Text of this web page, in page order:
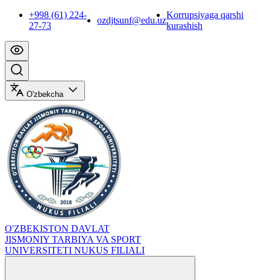
+998 (61) 224-
27-73
ozdjtsunf@edu.uz
Korrupsiyaga qarshi
kurashish
O'zbekcha
O'ZBEKISTON DAVLAT
JISMONIY TARBIYA VA SPORT
UNIVERSITETI NUKUS FILIALI